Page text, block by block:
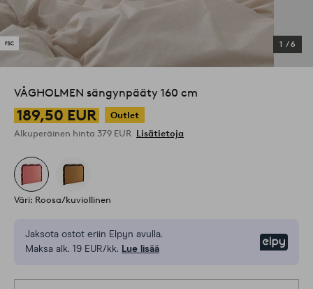
1 /6
VÅGHOLMEN sängynpääty 160 cm
189,50 EUR
Outlet
Alkuperäinen hinta 379 EUR Lisätietoja
Väri: Roosa/kuviollinen
Jaksota ostot eriin Elpyn avulla.
Maksa alk. 19 EUR/kk. Lue lisää